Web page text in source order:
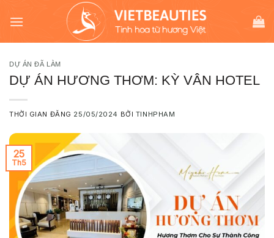
đến
DỰ ÁN ĐÃ LÀM
DỰ ÁN HƯƠNG THƠM: KỲ VÂN HOTEL
THỜI GIAN ĐĂNG 25/05/2024 BỞI TINHPHAM
25
Th5